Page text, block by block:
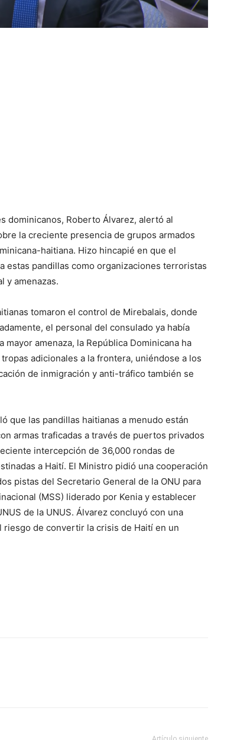
dominicanos, Roberto Álvarez, alertó al
la creciente presencia de grupos armados
haitiana. Hizo hincapié en que el
estas pandillas como organizaciones terroristas
y amenazas.
tomaron el control de Mirebalais, donde
el personal del consulado ya había
amenaza, la República Dominicana ha
adicionales a la frontera, uniéndose a los
de inmigración y anti-tráfico también se
que las pandillas haitianas a menudo están
armas traficadas a través de puertos privados
intercepción de 36,000 rondas de
a Haití. El Ministro pidió una cooperación
pistas del Secretario General de la ONU para
(MSS) liderado por Kenia y establecer
de la UNUS. Álvarez concluyó con una
de convertir la crisis de Haití en un